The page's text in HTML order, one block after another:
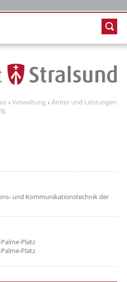
Verwaltung
Ämter und Leistungen
???
???
und Kommunikationstechnik der
???
Platz
Platz